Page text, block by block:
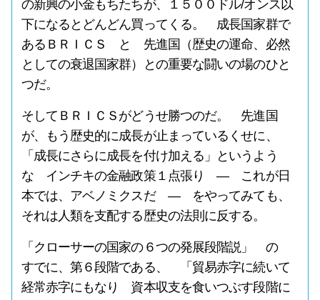
の新興の小金もちたちが、１５００ドル/オンス以
下になるとどんどん買ってくる。 成長国家群で
あるＢＲＩＣＳ と 先進国（歴史の運命、必然
としての衰退国家群）との重要な闘いの場のひと
つだ。
そしてＢＲＩＣＳがどうせ勝つのだ。 先進国
が、もう歴史的に成長が止まっているくせに、
「成長にさらに成長を付け加える」というよう
な インチキの金融政策１点張り ― これが日
本では、アベノミクスだ ― をやってみても、
それは人類を支配する歴史の法則に反する。
「クローサーの国家の６つの発展段階説」 の
すでに、第６段階である、 「貿易赤字に続いて
経常赤字にもなり 資本収支を食いつぶす段階に